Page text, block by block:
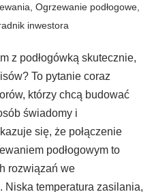
Ogrzewanie podłogowe
inwestora
z podłogówką skutecznie,
To pytanie coraz
którzy chcą budować
świadomy i
się, że połączenie
podłogowym to
rozwiązań we
Niska temperatura zasilania,